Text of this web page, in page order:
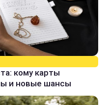
кому карты
и новые шансы